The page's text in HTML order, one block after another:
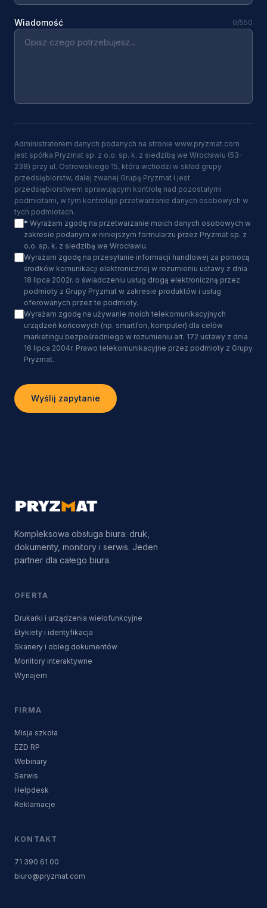
Wiadomość 0/550
Administratorem danych podanych na stronie www.pryzmat.com
jest spółka Pryzmat sp. z o.o. sp. k. z siedzibą we Wrocławiu (53-
238) przy ul. Ostrowskiego 15, która wchodzi w skład grupy
przedsiębiorstw, dalej zwanej Grupą Pryzmat i jest
przedsiębiorstwem sprawującym kontrolę nad pozostałymi
podmiotami, w tym kontroluje przetwarzanie danych osobowych w
tych podmiotach.
* Wyrażam zgodę na przetwarzanie moich danych osobowych w
zakresie podanym w niniejszym formularzu przez Pryzmat sp. z
o.o. sp. k. z siedzibą we Wrocławiu.
Wyrażam zgodę na przesyłanie informacji handlowej za pomocą
środków komunikacji elektronicznej w rozumieniu ustawy z dnia
18 lipca 2002r. o świadczeniu usług drogą elektroniczną przez
podmioty z Grupy Pryzmat w zakresie produktów i usług
oferowanych przez te podmioty.
Wyrażam zgodę na używanie moich telekomunikacyjnych
urządzeń końcowych (np. smartfon, komputer) dla celów
marketingu bezpośredniego w rozumieniu art. 172 ustawy z dnia
16 lipca 2004r. Prawo telekomunikacyjne przez podmioty z Grupy
Pryzmat.
Wyślij zapytanie
Kompleksowa obsługa biura: druk,
dokumenty, monitory i serwis. Jeden
partner dla całego biura.
OFERTA
Drukarki i urządzenia wielofunkcyjne
Etykiety i identyfikacja
Skanery i obieg dokumentów
Monitory interaktywne
Wynajem
FIRMA
Misja szkoła
EZD RP
Webinary
Serwis
Helpdesk
Reklamacje
KONTAKT
71 390 61 00
biuro@pryzmat.com